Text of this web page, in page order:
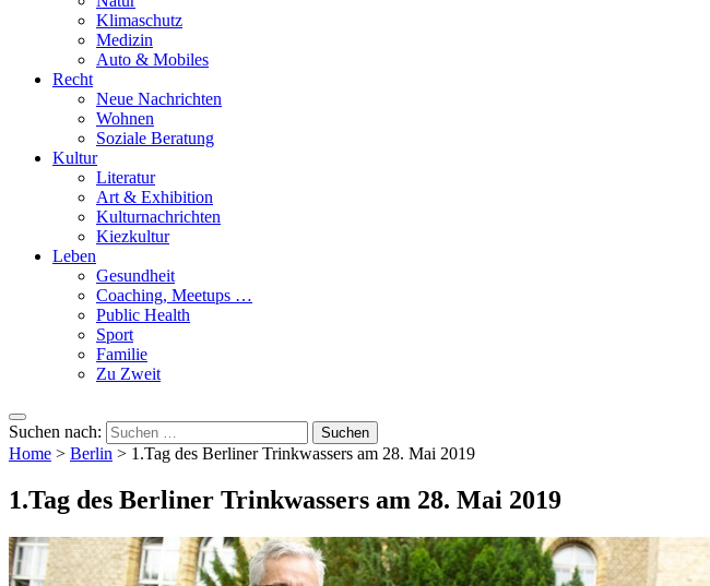
Klimaschutz
Medizin
Auto & Mobiles
Recht
Neue Nachrichten
Wohnen
Soziale Beratung
Kultur
Literatur
Art & Exhibition
Kulturnachrichten
Kiezkultur
Leben
Gesundheit
Coaching, Meetups …
Public Health
Sport
Familie
Zu Zweit
Suchen nach:
Home > Berlin > 1.Tag des Berliner Trinkwassers am 28. Mai 2019
1.Tag des Berliner Trinkwassers am 28. Mai 2019